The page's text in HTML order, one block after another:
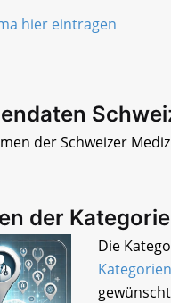
der Schweizer
der
Die
Kategorien